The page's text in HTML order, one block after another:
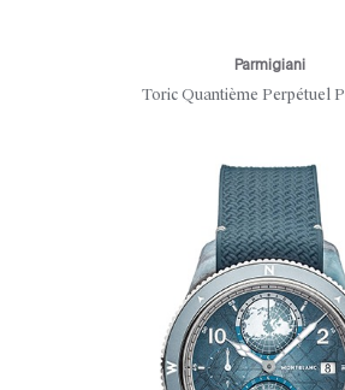
Parmigiani
Toric Quantième Perpétuel